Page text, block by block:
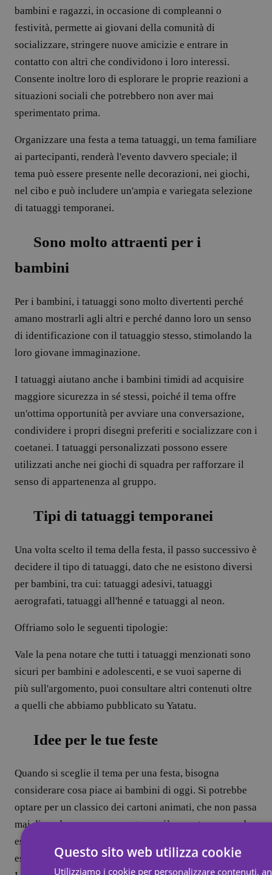
bambini e ragazzi, in occasione di compleanni o
festività, permette ai giovani della comunità di
socializzare, stringere nuove amicizie e entrare in
contatto con altri che condividono i loro interessi.
Consente inoltre loro di esplorare le proprie reazioni a
situazioni sociali che potrebbero non aver mai
sperimentato prima.
Organizzare una festa a tema tatuaggi, un tema familiare
ai partecipanti, renderà l'evento davvero speciale; il
tema può essere presente nelle decorazioni, nei giochi,
nel cibo e può includere un'ampia e variegata selezione
di tatuaggi temporanei.
Sono molto attraenti per i
bambini
Per i bambini, i tatuaggi sono molto divertenti perché
amano mostrarli agli altri e perché danno loro un senso
di identificazione con il tatuaggio stesso, stimolando la
loro giovane immaginazione.
I tatuaggi aiutano anche i bambini timidi ad acquisire
maggiore sicurezza in sé stessi, poiché il tema offre
un'ottima opportunità per avviare una conversazione,
condividere i propri disegni preferiti e socializzare con i
coetanei. I tatuaggi personalizzati possono essere
utilizzati anche nei giochi di squadra per rafforzare il
senso di appartenenza al gruppo.
Tipi di tatuaggi temporanei
Una volta scelto il tema della festa, il passo successivo è
decidere il tipo di tatuaggi, dato che ne esistono diversi
per bambini, tra cui: tatuaggi adesivi, tatuaggi
aerografati, tatuaggi all'henné e tatuaggi al neon.
Offriamo solo le seguenti tipologie:
Vale la pena notare che tutti i tatuaggi menzionati sono
sicuri per bambini e adolescenti, e se vuoi saperne di
più sull'argomento, puoi consultare altri contenuti oltre
a quelli che abbiamo pubblicato su Yatatu.
Idee per le tue feste
Quando si sceglie il tema per una festa, bisogna
considerare cosa piace ai bambini di oggi. Si potrebbe
optare per un classico dei cartoni animati, che non passa
mai di moda, oppure per un tema più recente, come ad
esempio una festa a tema pirati, alieni o magia, che può
essere un'ottima idea.
Questo sito web utilizza cookie
Utilizziamo i cookie per personalizzare contenuti,